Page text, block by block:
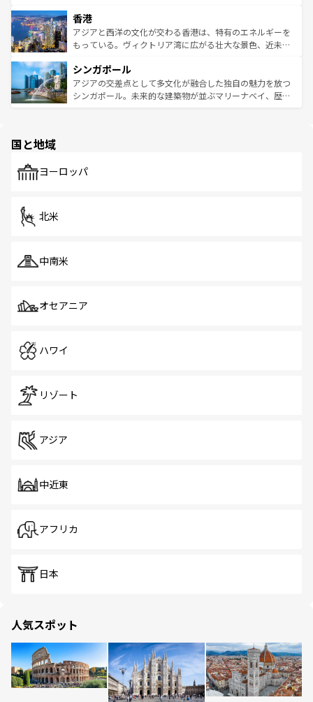
とつ。フォーやバインミー、ベトナムコーヒーなどは、ぜ
ひ現地で味わいたい。どの地域を訪れてもあたたかい人々
が旅行者を迎えてくれるので、きっと忘れられない旅にな
参照してほしい。
の活気が交差している。北部ではチェンマイなどの山岳地
帯で自然と触れ合い、南部ではプーケットやクラビの美し
いビーチでリゾート気分を楽しむことができる。タイ料理
激する。気候は一年中温暖で、どの季節にも異なる楽しみ
が待っている。親しみやすいタイの人々、仏教を中心とし
た文化、そして多様な観光資源が、訪れる旅人を魅了し続
香港
アジアと西洋の文化が交わる香港は、特有のエネルギーを
もっている。ヴィクトリア湾に広がる壮大な景色、近未来
み、どこを訪れても感動するはず。観光スポットが密集し
ており、効率よく見どころを回れるのも魅力。息をのむよ
うな絶景から文化的な体験まで、香港を存分に楽しみ尽く
シンガポール
アジアの交差点として多文化が融合した独自の魅力を放つ
シンガポール。未来的な建築物が並ぶマリーナベイ、歴史
で、ホーカーズは地元の風情を楽しめる外せないスポット
国と地域
ヨーロッパ
北米
中南米
オセアニア
ハワイ
リゾート
アジア
中近東
アフリカ
日本
人気スポット